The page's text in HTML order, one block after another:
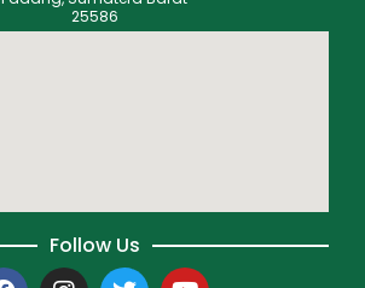
25586
Follow Us